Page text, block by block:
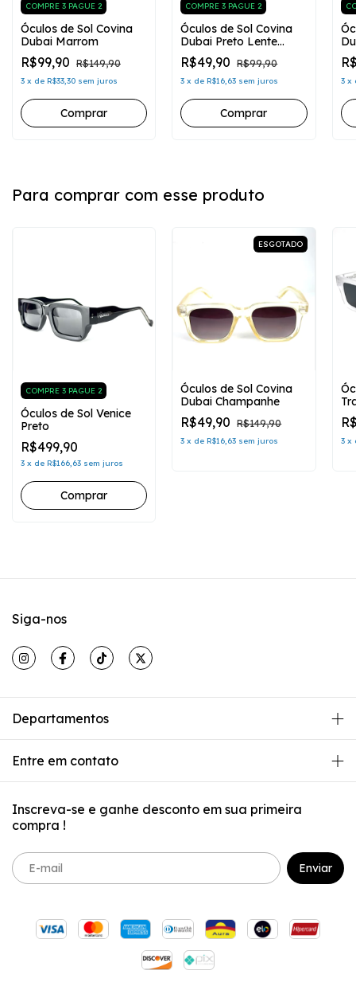
COMPRE 3 PAGUE 2
Óculos de Sol Covina
Dubai Marrom
R$99,90 R$149,90
3 x de R$33,30 sem juros
COMPRE 3 PAGUE 2
Óculos de Sol Covina
Dubai Preto Lente
Amarela
R$49,90 R$99,90
3 x deR$16,63 sem juros 3 x
Para comprar com esse produto
COMPRE 3 PAGUE 2
Óculos de Sol Venice
Preto
R$499,90
3 x de R$166,63 sem juros
ESGOTADO
Óculos de Sol Covina
Dubai Champanhe
R$49,90 R$149,90
3 x deR$16,63 sem juros 3 x
Siga-nos
Departamentos
Entre em contato
Inscreva-se e ganhe desconto em sua primeira
compra !